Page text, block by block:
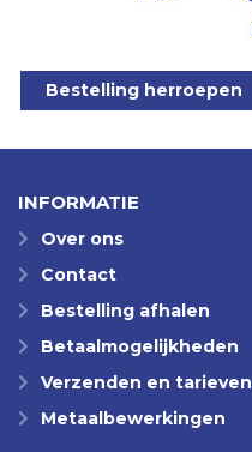
Bestelling herroepen
INFORMATIE
Over ons
Contact
Bestelling afhalen
Betaalmogelijkheden
Verzenden en tarieven
Metaalbewerkingen